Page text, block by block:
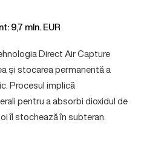
9,7 mln. EUR
Direct Air Capture
și stocarea permanentă a
Procesul implică
pentru a absorbi dioxidul de
îl stochează în subteran.